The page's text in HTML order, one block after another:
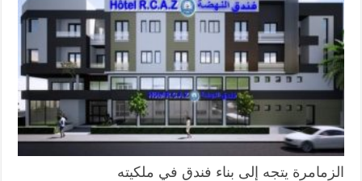
الزمامرة يتجه إلى بناء فندق في ملكيته